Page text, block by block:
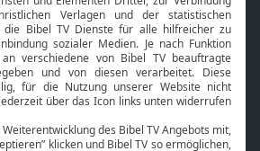
Bibelthek Online-Bibel
Nächster Gottesdienst
Service
Kontakt